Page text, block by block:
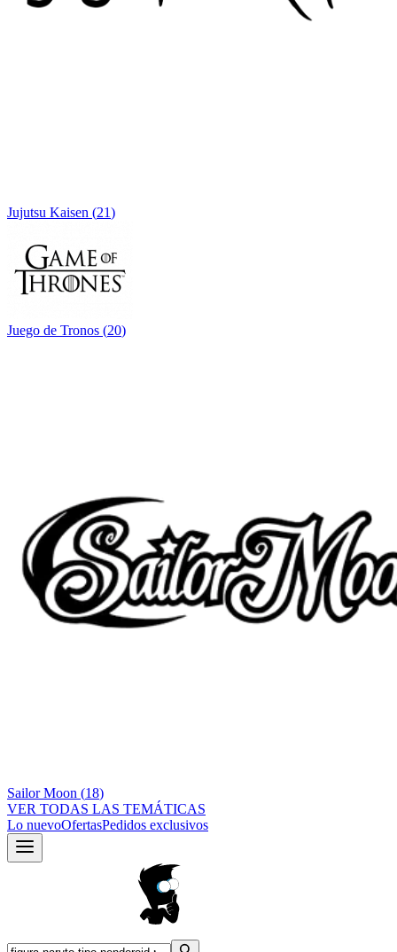
Jujutsu Kaisen (21)
Juego de Tronos (20)
Sailor Moon (18)
VER TODAS LAS TEMÁTICAS
Lo nuevoOfertasPedidos exclusivos